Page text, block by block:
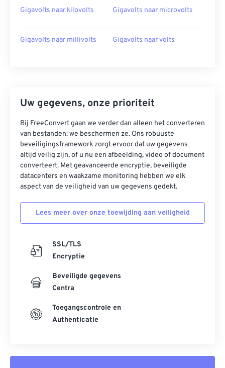
Gigavolts naar kilovolts Gigavolts naar microvolts
Gigavolts naar millivolts Gigavolts naar volts
Uw gegevens, onze prioriteit
Bij FreeConvert gaan we verder dan alleen het converteren
van bestanden: we beschermen ze. Ons robuuste
beveiligingsframework zorgt ervoor dat uw gegevens
altijd veilig zijn, of u nu een afbeelding, video of document
converteert. Met geavanceerde encryptie, beveiligde
datacenters en waakzame monitoring hebben we elk
aspect van de veiligheid van uw gegevens gedekt.
Lees meer over onze toewijding aan veiligheid
SSL/TLS
Encryptie
Beveiligde gegevens
Centra
Toegangscontrole en
Authenticatie